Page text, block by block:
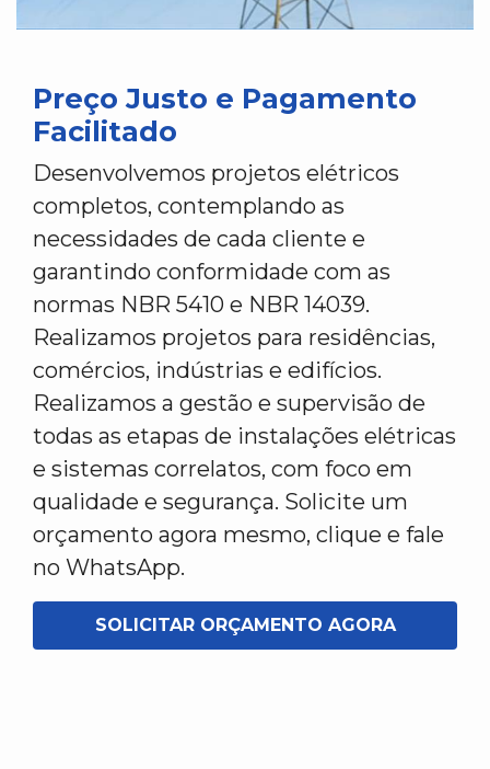
Preço Justo e Pagamento
Facilitado
Desenvolvemos projetos elétricos
completos, contemplando as
necessidades de cada cliente e
garantindo conformidade com as
normas NBR 5410 e NBR 14039.
Realizamos projetos para residências,
comércios, indústrias e edifícios.
Realizamos a gestão e supervisão de
todas as etapas de instalações elétricas
e sistemas correlatos, com foco em
qualidade e segurança. Solicite um
orçamento agora mesmo, clique e fale
no WhatsApp.
SOLICITAR ORÇAMENTO AGORA